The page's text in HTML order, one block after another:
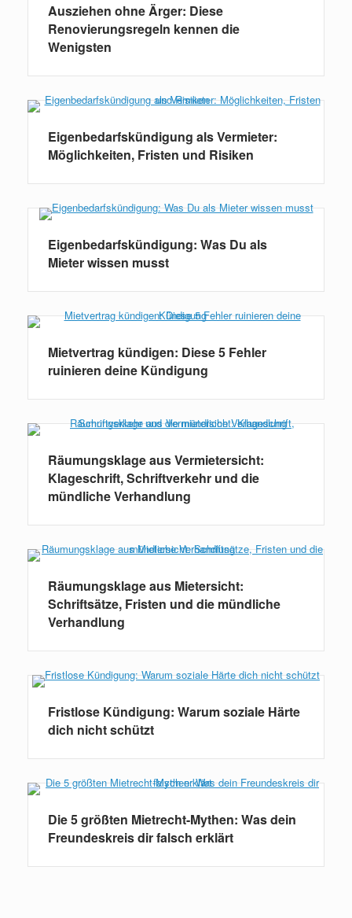
Ausziehen ohne Ärger: Diese
Renovierungsregeln kennen die
Wenigsten
Eigenbedarfskündigung als Vermieter:
Möglichkeiten, Fristen und Risiken
Eigenbedarfskündigung: Was Du als
Mieter wissen musst
Mietvertrag kündigen: Diese 5 Fehler
ruinieren deine Kündigung
Räumungsklage aus Vermietersicht:
Klageschrift, Schriftverkehr und die
mündliche Verhandlung
Räumungsklage aus Mietersicht:
Schriftsätze, Fristen und die mündliche
Verhandlung
Fristlose Kündigung: Warum soziale Härte
dich nicht schützt
Die 5 größten Mietrecht-Mythen: Was dein
Freundeskreis dir falsch erklärt